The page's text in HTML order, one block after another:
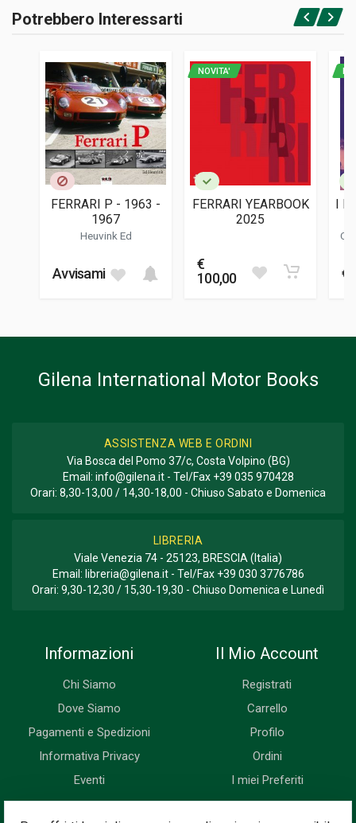
Brossura
ISBN / EAN
9788879118750
EDITORE
Giorgio Nada
LINGUA DEL TESTO
Italiano
14 x 22 x 4 cm
Accedi o registrati
Potrebbero Interessarti
FERRARI P - 1963 -
1967
Heuvink Ed
Avvisami
NOVITA'
FERRARI YEARBOOK
2025
€
100,00
I
€
Gilena International Motor Books
ASSISTENZA WEB E ORDINI
Via Bosca del Pomo 37/c, Costa Volpino (BG)
Email: info@gilena.it- Tel/Fax +39 035 970428
Orari: 8,30-13,00 / 14,30-18,00 - Chiuso Sabato e Domenica
LIBRERIA
Viale Venezia 74 - 25123, BRESCIA (Italia)
Email: libreria@gilena.it- Tel/Fax +39 030 3776786
Orari: 9,30-12,30 / 15,30-19,30 - Chiuso Domenica e Lunedì
Informazioni
Chi Siamo
Dove Siamo
Pagamenti e Spedizioni
Informativa Privacy
Eventi
Il Mio Account
Registrati
Carrello
Profilo
Ordini
I miei Preferiti